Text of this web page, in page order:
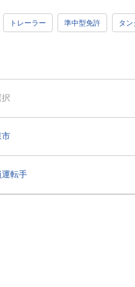
トレーラー 準中型免許 タ
転手